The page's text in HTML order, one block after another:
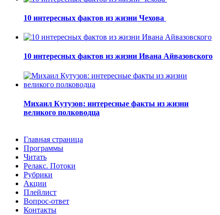
10 интересных фактов из жизни Чехова
10 интересных фактов из жизни Ивана Айвазовского
Михаил Кутузов: интересные факты из жизни
великого полководца
Главная страница
Программы
Читать
Релакс. Потоки
Рубрики
Акции
Плейлист
Вопрос-ответ
Контакты